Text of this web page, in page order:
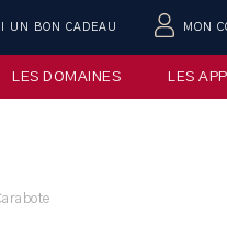
UN BON CADEAU MON
LES DOMAINES LES